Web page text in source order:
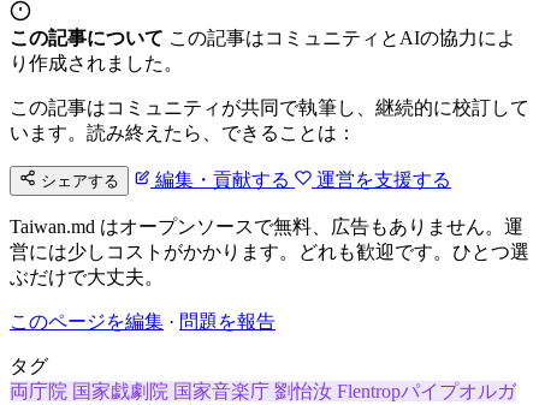
この記事について この記事はコミュニティとAIの協力によ
り作成されました。
この記事はコミュニティが共同で執筆し、継続的に校訂して
います。読み終えたら、できることは：
シェアする 編集・貢献する 運営を支援する
Taiwan.md はオープンソースで無料、広告もありません。運
営には少しコストがかかります。どれも歓迎です。ひとつ選
ぶだけで大丈夫。
このページを編集 · 問題を報告
タグ
両庁院 国家戯劇院 国家音楽庁 劉怡汝 Flentropパイプオルガ